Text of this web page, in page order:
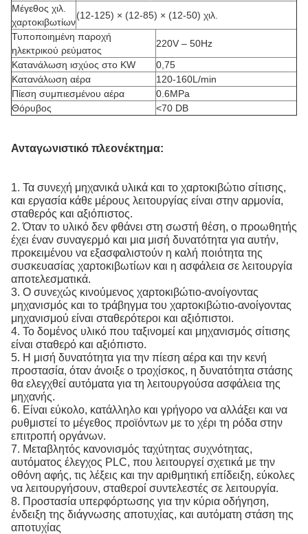
Μέγεθος χιλ.
χαρτοκιβωτίων
(12-125) × (12-85) × (12-50) χιλ.
Τυποποιημένη παροχή
ηλεκτρικού ρεύματος
220V – 50Hz
Κατανάλωση ισχύος στο KW
0,75
Κατανάλωση αέρα
120-160L/min
Πίεση συμπιεσμένου αέρα
0.6MPa
Θόρυβος
<70 DB
Ανταγωνιστικό πλεονέκτημα:
1. Τα συνεχή μηχανικά υλικά και το χαρτοκιβώτιο σίτισης,
και εργασία κάθε μέρους λειτουργίας είναι στην αρμονία,
σταθερός και αξιόπιστος.
2. Όταν το υλικό δεν φθάνει στη σωστή θέση, ο προωθητής
έχει έναν συναγερμό και μια μισή δυνατότητα για αυτήν,
προκειμένου να εξασφαλιστούν η καλή ποιότητα της
συσκευασίας χαρτοκιβωτίων και η ασφάλεια σε λειτουργία
αποτελεσματικά.
3. Ο συνεχώς κινούμενος χαρτοκιβώτιο-ανοίγοντας
μηχανισμός και το τράβηγμα του χαρτοκιβώτιο-ανοίγοντας
μηχανισμού είναι σταθερότεροι και αξιόπιστοι.
4. Το δομένος υλικό που ταξινομεί και μηχανισμός σίτισης
είναι σταθερό και αξιόπιστο.
5. Η μισή δυνατότητα για την πίεση αέρα και την κενή
προστασία, όταν άνοιξε ο τροχίσκος, η δυνατότητα στάσης
θα ελεγχθεί αυτόματα για τη λειτουργούσα ασφάλεια της
μηχανής.
6. Είναι εύκολο, κατάλληλο και γρήγορο να αλλάξει και να
ρυθμιστεί το μέγεθος προϊόντων με το χέρι τη ρόδα στην
επιτροπή οργάνων.
7. Μεταβλητός κανονισμός ταχύτητας συχνότητας,
αυτόματος έλεγχος PLC, που λειτουργεί σχετικά με την
οθόνη αφής, τις λέξεις και την αριθμητική επίδειξη, εύκολες
να λειτουργήσουν, σταθεροί συντελεστές σε λειτουργία.
8. Προστασία υπερφόρτωσης για την κύρια οδήγηση,
ένδειξη της διάγνωσης αποτυχίας, και αυτόματη στάση της
αποτυχίας